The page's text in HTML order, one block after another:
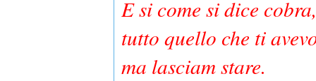
E si come si dice
tutto quello che ti
ma lasciam stare.